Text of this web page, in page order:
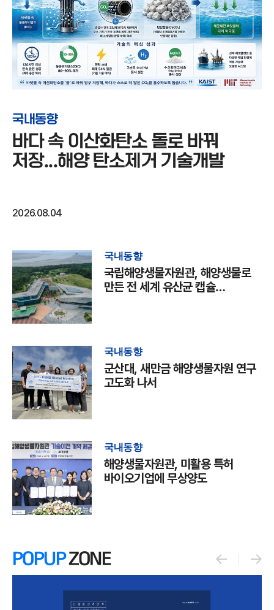
국내동향
바다 속 이산화탄소 돌로 바꿔
저장...해양 탄소제거 기술개발
2026.08.04
국내동향
국립해양생물자원관, 해양생물로
만든 전 세계 유산균 캡슐
국내동향
군산대, 새만금 해양생물자원 연구
고도화 나서
국내동향
해양생물자원관, 미활용 특허
바이오기업에 무상양도
POPUPZONE